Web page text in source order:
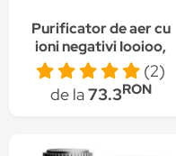
Purificator de aer cu
ioni negativi Iooioo,
Silentios, Portabil,
Negru
(2)
de la73.3RON